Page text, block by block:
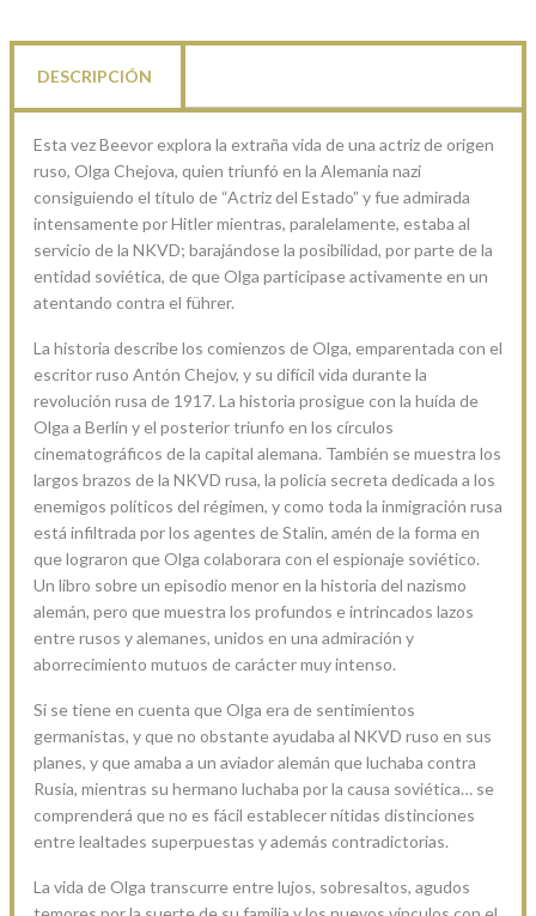
DESCRIPCIÓN
Esta vez Beevor explora la extraña vida de una actriz de origen
ruso, Olga Chejova, quien triunfó en la Alemania nazi
consiguiendo el título de “Actriz del Estado” y fue admirada
intensamente por Hitler mientras, paralelamente, estaba al
servicio de la NKVD; barajándose la posibilidad, por parte de la
entidad soviética, de que Olga participase activamente en un
atentando contra el führer.
La historia describe los comienzos de Olga, emparentada con el
escritor ruso Antón Chejov, y su difícil vida durante la
revolución rusa de 1917. La historia prosigue con la huída de
Olga a Berlín y el posterior triunfo en los círculos
cinematográficos de la capital alemana. También se muestra los
largos brazos de la NKVD rusa, la policía secreta dedicada a los
enemigos políticos del régimen, y como toda la inmigración rusa
está infiltrada por los agentes de Stalin, amén de la forma en
que lograron que Olga colaborara con el espionaje soviético.
Un libro sobre un episodio menor en la historia del nazismo
alemán, pero que muestra los profundos e intrincados lazos
entre rusos y alemanes, unidos en una admiración y
aborrecimiento mutuos de carácter muy intenso.
Si se tiene en cuenta que Olga era de sentimientos
germanistas, y que no obstante ayudaba al NKVD ruso en sus
planes, y que amaba a un aviador alemán que luchaba contra
Rusia, mientras su hermano luchaba por la causa soviética… se
comprenderá que no es fácil establecer nítidas distinciones
entre lealtades superpuestas y además contradictorias.
La vida de Olga transcurre entre lujos, sobresaltos, agudos